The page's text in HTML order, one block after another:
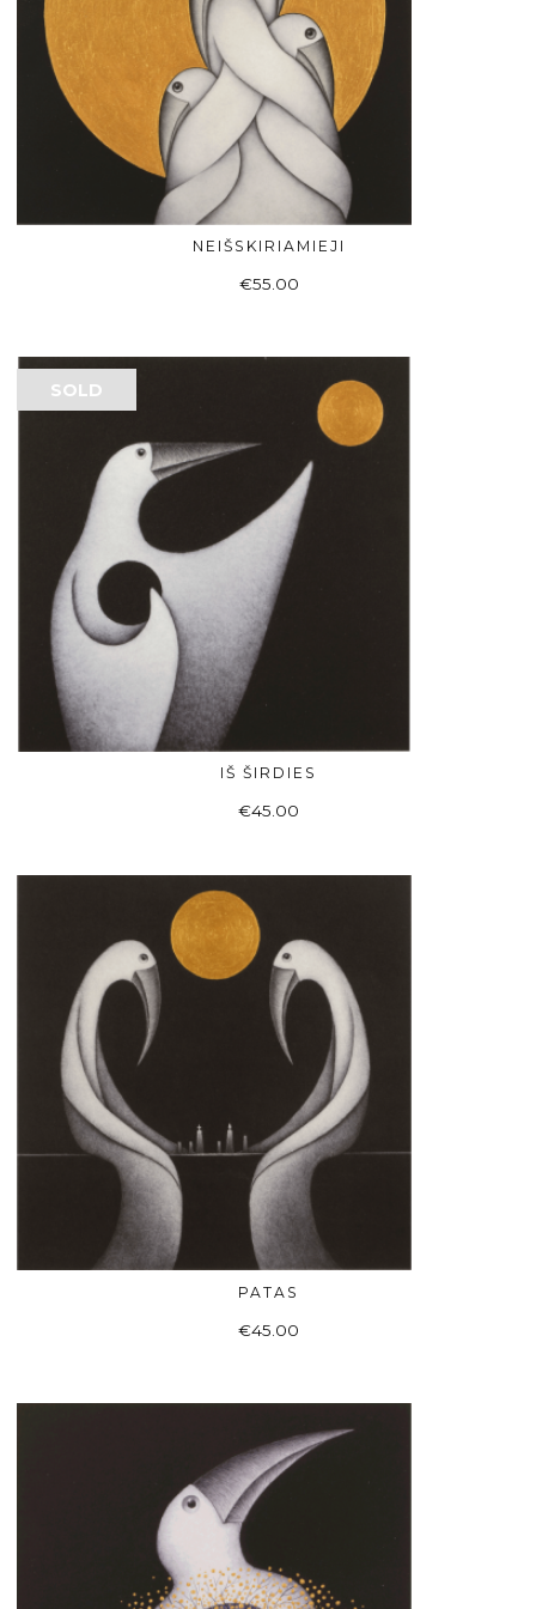
ADD TO BASKET
NEIŠSKIRIAMIEJI
€55.00
SOLD
READ MORE
IŠ ŠIRDIES
€45.00
ADD TO BASKET
PATAS
€45.00